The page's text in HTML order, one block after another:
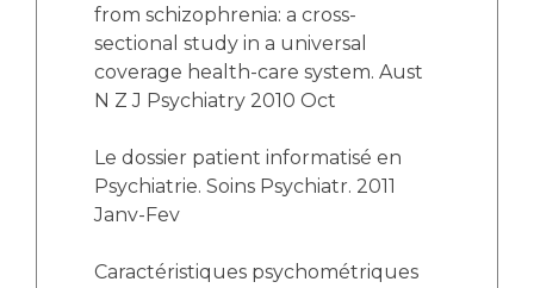
from schizophrenia: a cross-
sectional study in a universal
coverage health-care system. Aust
N Z J Psychiatry 2010 Oct
Le dossier patient informatisé en
Psychiatrie. Soins Psychiatr. 2011
Janv-Fev
Caractéristiques psychométriques